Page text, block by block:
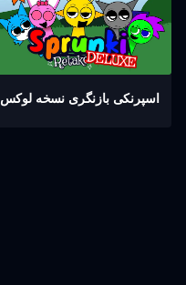
اسپرنکی بازنگری نسخه لوکس